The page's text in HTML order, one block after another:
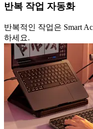
반복 작업 자동화
반복적인 작업은 Smart
하세요.